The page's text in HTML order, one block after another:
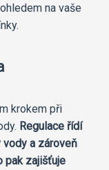
na vaše
krokem při
Regulace řídí
a zároveň
pak zajišťuje